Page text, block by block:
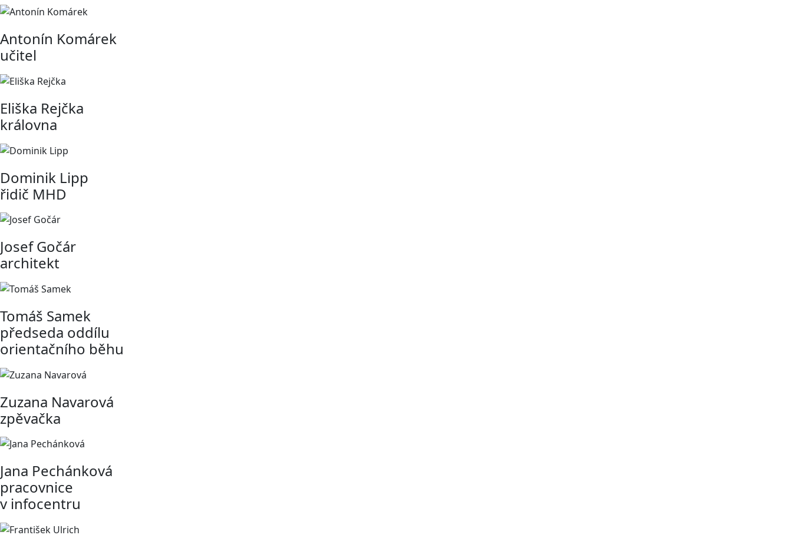
Antonín Komárek
učitel
Eliška Rejčka
královna
Dominik Lipp
řidič MHD
Josef Gočár
architekt
Tomáš Samek
předseda oddílu
orientačního běhu
Zuzana Navarová
zpěvačka
Jana Pechánková
pracovnice
v infocentru